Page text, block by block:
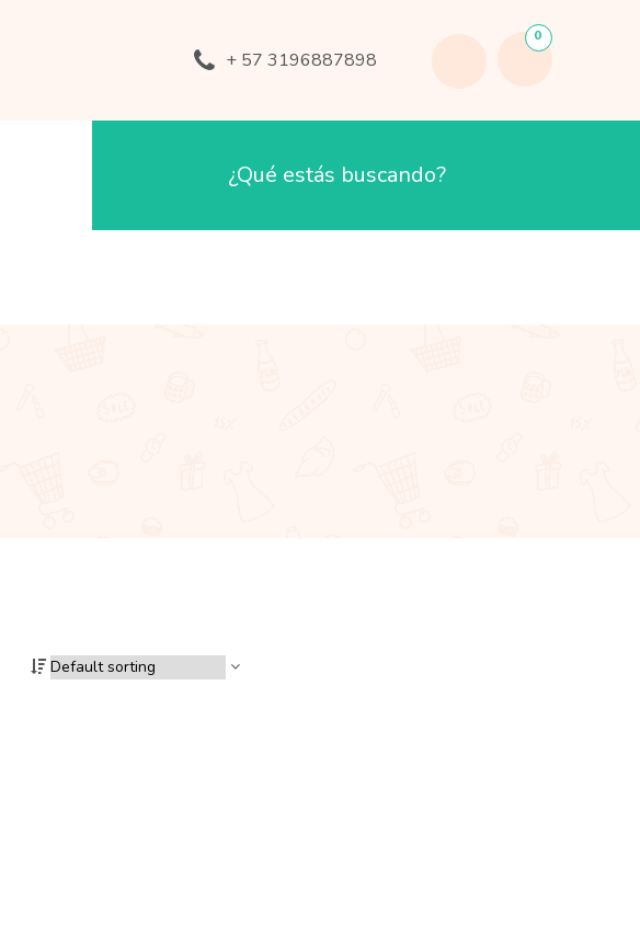
+ 57 3196887898
0